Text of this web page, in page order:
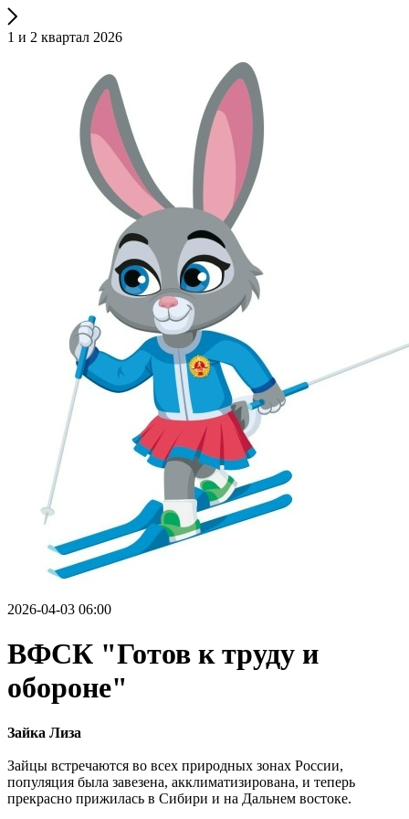
1 и 2 квартал 2026
2026-04-03 06:00
ВФСК "Готов к труду и
обороне"
Зайка Лиза
Зайцы встречаются во всех природных зонах России,
популяция была завезена, акклиматизирована, и теперь
прекрасно прижилась в Сибири и на Дальнем востоке.